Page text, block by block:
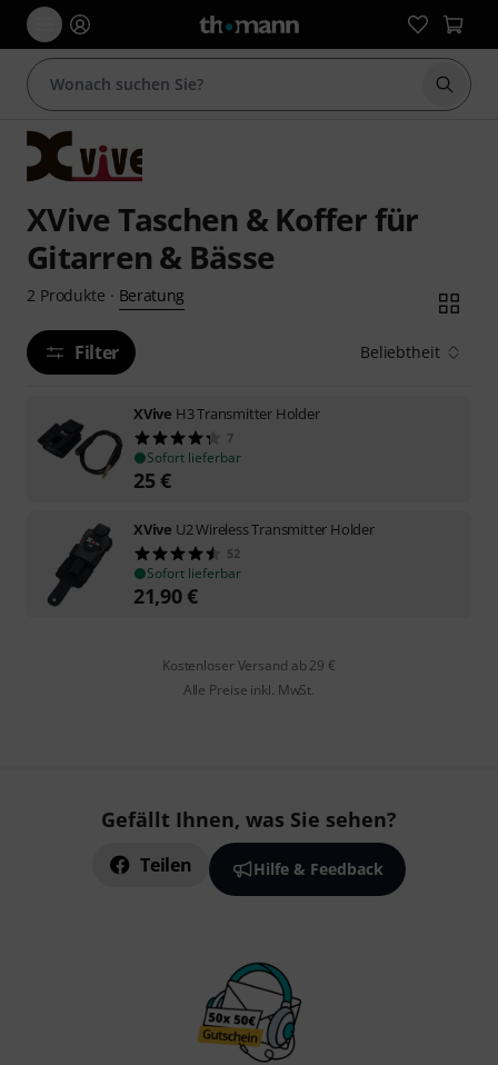
Suche
XVive Taschen & Koffer für
Gitarren & Bässe
2 Produkte · Beratung
Filter Beliebtheit
XVive H3 Transmitter Holder
7
Sofort lieferbar
25€
XVive U2 Wireless Transmitter Holder
52
Sofort lieferbar
21,90€
Kostenloser Versand ab 29 €
Alle Preise inkl. MwSt.
Gefällt Ihnen, was Sie sehen?
Teilen Hilfe & Feedback